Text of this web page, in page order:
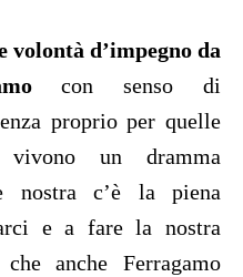
volontà d’impegno da
con senso di
proprio per quelle
vivono un dramma
nostra c’è la piena
e a fare la nostra
anche Ferragamo